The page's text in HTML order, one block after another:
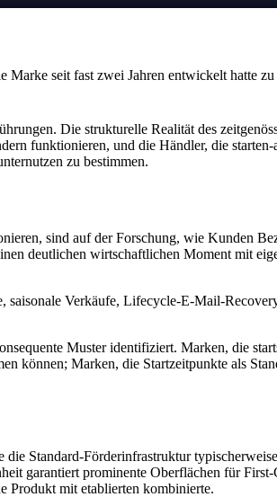
seit fast zwei Jahren entwickelt hatte zu
Die strukturelle Realität des
funktionieren, und die Händler, die starten-
zu bestimmen.
sind auf der Forschung, wie Kunden
deutlichen wirtschaftlichen Moment mit
Verkäufe, Lifecycle-E-Mail-
Muster identifiziert. Marken, die
können; Marken, die Startzeitpunkte als
Standard-Förderinfrastruktur
garantiert prominente Oberflächen für
Produkt mit etablierten kombinierte.